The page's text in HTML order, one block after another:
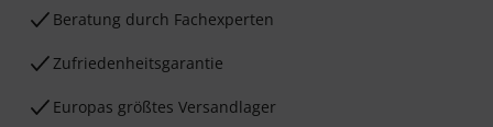
Beratung durch Fachexperten
Zufriedenheitsgarantie
Europas größtes Versandlager